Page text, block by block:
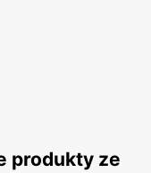
produkty ze